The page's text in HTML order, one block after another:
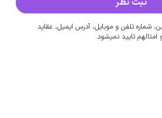
شماره تلفن و موبایل، آدرس ایمیل، عقاید
تایید نمیشود.